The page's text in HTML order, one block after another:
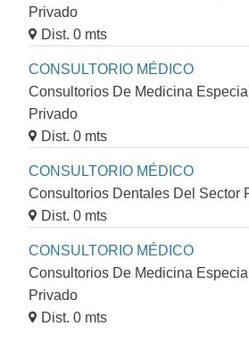
Privado
Dist. 0 mts
CONSULTORIO MÉDICO
Consultorios De Medicina
Privado
Dist. 0 mts
CONSULTORIO MÉDICO
Consultorios Dentales Del Sector
Dist. 0 mts
CONSULTORIO MÉDICO
Consultorios De Medicina
Privado
Dist. 0 mts